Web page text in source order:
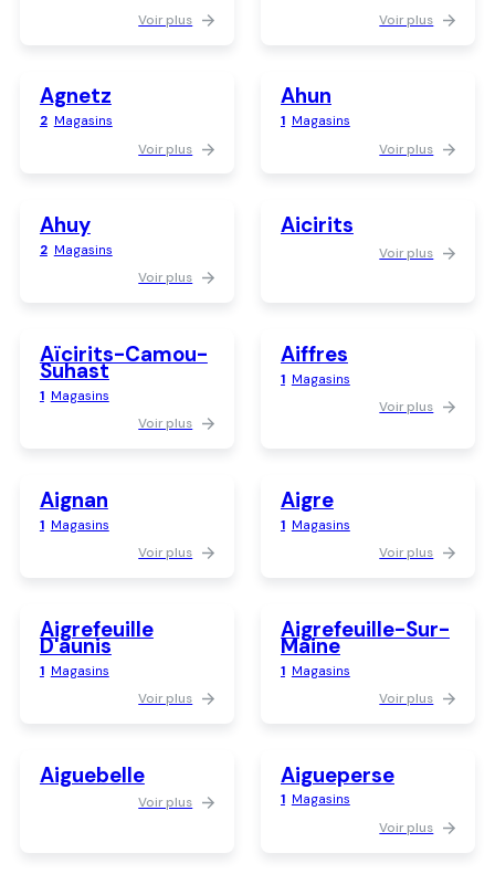
Voir plus
Voir plus
Agnetz
2 Magasins
Voir plus
Ahun
1 Magasins
Voir plus
Ahuy
2 Magasins
Voir plus
Aicirits
Voir plus
Aïcirits-Camou-
Suhast
1 Magasins
Voir plus
Aiffres
1 Magasins
Voir plus
Aignan
1 Magasins
Voir plus
Aigre
1 Magasins
Voir plus
Aigrefeuille
D'aunis
1 Magasins
Voir plus
Aigrefeuille-Sur-
Maine
1 Magasins
Voir plus
Aiguebelle
Voir plus
Aigueperse
1 Magasins
Voir plus